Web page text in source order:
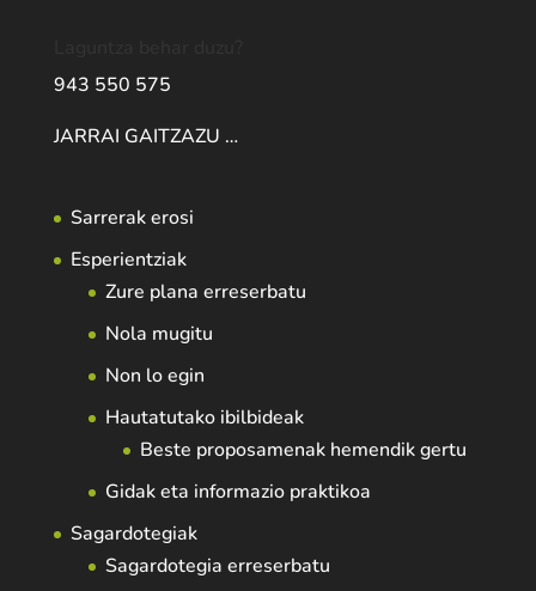
943 550 575
JARRAI GAITZAZU …
Sarrerak erosi
Esperientziak
Zure plana erreserbatu
Nola mugitu
Non lo egin
Hautatutako ibilbideak
Beste proposamenak hemendik gertu
Gidak eta informazio praktikoa
Sagardotegiak
Sagardotegia erreserbatu